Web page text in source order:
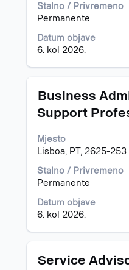
Stalno / Privremeno
Permanente
Datum objave
6. kol 2026.
čitav
sadržaj
o
poslu.
Naziv
Business
Support
Mjesto
Lisboa, PT, 2625-253
Stalno / Privremeno
Permanente
Datum objave
6. kol 2026.
Odaberite
kako
prikazali
čitav
sadržaj
informacija
poslu.
Naziv
Service
Odaberite